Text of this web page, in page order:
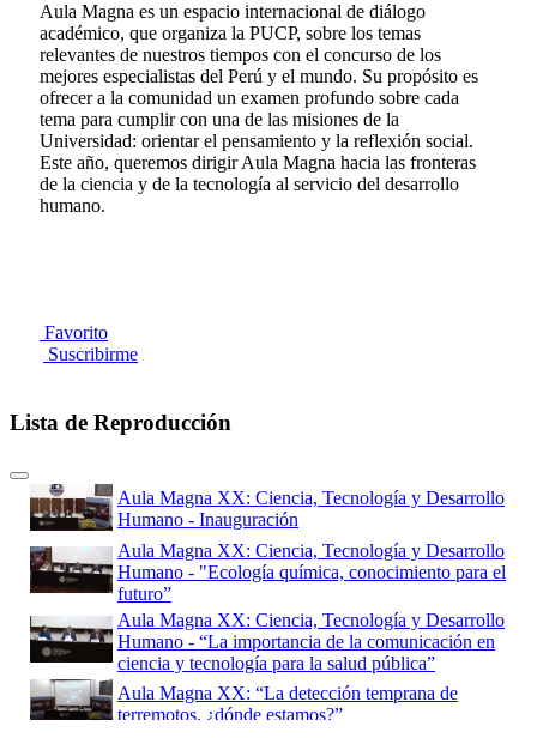
Aula Magna es un espacio internacional de diálogo
académico, que organiza la PUCP, sobre los temas
relevantes de nuestros tiempos con el concurso de los
mejores especialistas del Perú y el mundo. Su propósito es
ofrecer a la comunidad un examen profundo sobre cada
tema para cumplir con una de las misiones de la
Universidad: orientar el pensamiento y la reflexión social.
Este año, queremos dirigir Aula Magna hacia las fronteras
de la ciencia y de la tecnología al servicio del desarrollo
humano.
Favorito
Suscribirme
Lista de Reproducción
Aula Magna XX: Ciencia, Tecnología y Desarrollo
Humano - Inauguración
Aula Magna XX: Ciencia, Tecnología y Desarrollo
Humano - "Ecología química, conocimiento para el
futuro”
Aula Magna XX: Ciencia, Tecnología y Desarrollo
Humano - “La importancia de la comunicación en
ciencia y tecnología para la salud pública”
Aula Magna XX: “La detección temprana de
terremotos. ¿dónde estamos?”